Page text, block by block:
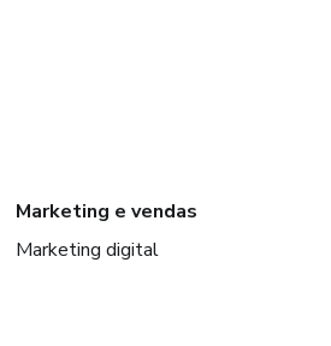
Marketing e vendas
Marketing digital